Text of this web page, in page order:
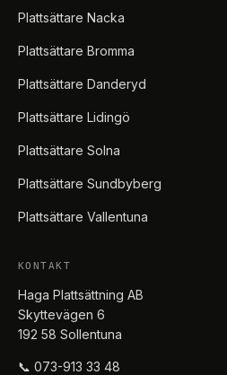
Plattsättare Nacka
Plattsättare Bromma
Plattsättare Danderyd
Plattsättare Lidingö
Plattsättare Solna
Plattsättare Sundbyberg
Plattsättare Vallentuna
KONTAKT
Haga Plattsättning AB
Skyttevägen 6
192 58 Sollentuna
📞 073-913 33 48